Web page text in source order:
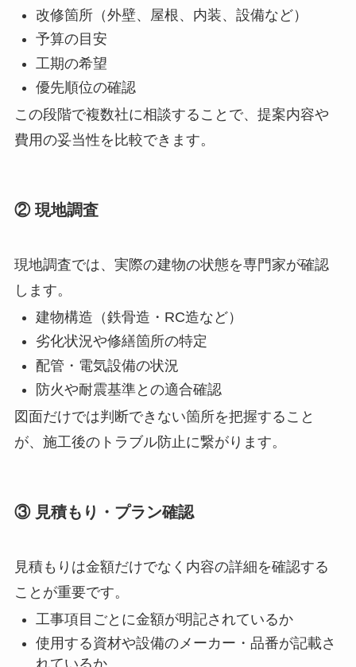
改修箇所（外壁、屋根、内装、設備など）
予算の目安
工期の希望
優先順位の確認
この段階で複数社に相談することで、提案内容や
費用の妥当性を比較できます。
② 現地調査
現地調査では、実際の建物の状態を専門家が確認
します。
建物構造（鉄骨造・RC造など）
劣化状況や修繕箇所の特定
配管・電気設備の状況
防火や耐震基準との適合確認
図面だけでは判断できない箇所を把握すること
が、施工後のトラブル防止に繋がります。
③ 見積もり・プラン確認
見積もりは金額だけでなく内容の詳細を確認する
ことが重要です。
工事項目ごとに金額が明記されているか
使用する資材や設備のメーカー・品番が記載さ
れているか